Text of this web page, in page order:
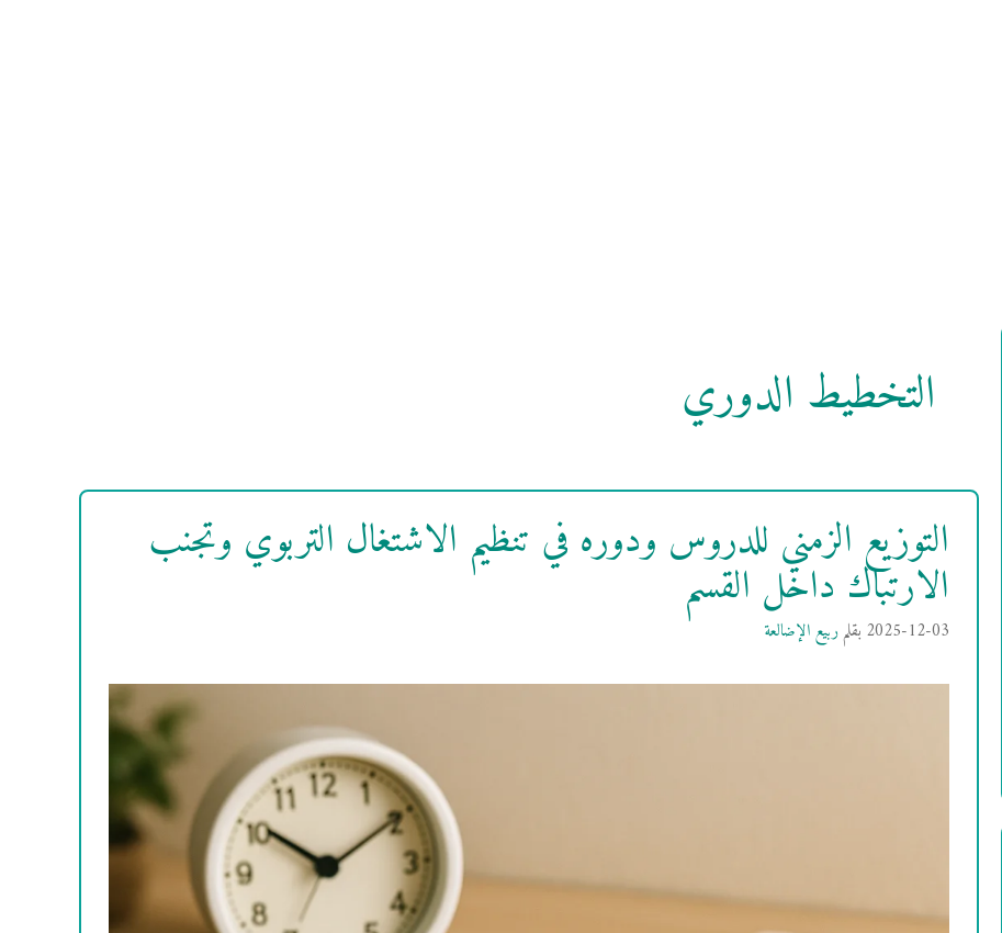
التخطيط الدوري
التوزيع الزمني للدروس ودوره في تنظيم الاشتغال التربوي وتجنب
الارتباك داخل القسم
2025-12-03 بقلمربيع الإضالعة